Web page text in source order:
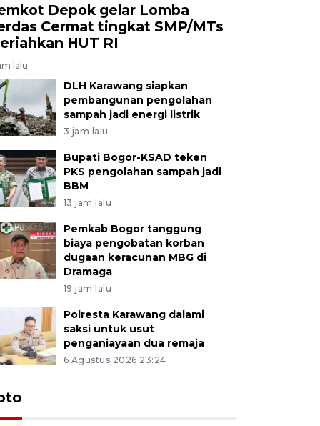
Depok gelar Lomba
Cermat tingkat SMP/MTs
HUT RI
lalu
DLH Karawang siapkan
pembangunan pengolahan
sampah jadi energi listrik
3 jam lalu
Bupati Bogor-KSAD teken
PKS pengolahan sampah jadi
BBM
13 jam lalu
Pemkab Bogor tanggung
biaya pengobatan korban
dugaan keracunan MBG di
Dramaga
19 jam lalu
Polresta Karawang dalami
saksi untuk usut
penganiayaan dua remaja
6 Agustus 2026 23:24